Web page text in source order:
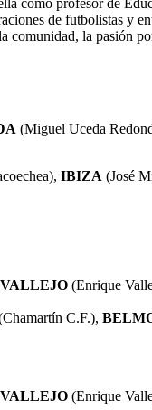
como profesor de
de futbolistas y
comunidad, la pasión
(Miguel Uceda
IBIZA (José
VALLEJO (Enrique
C.F.),
VALLEJO (Enrique